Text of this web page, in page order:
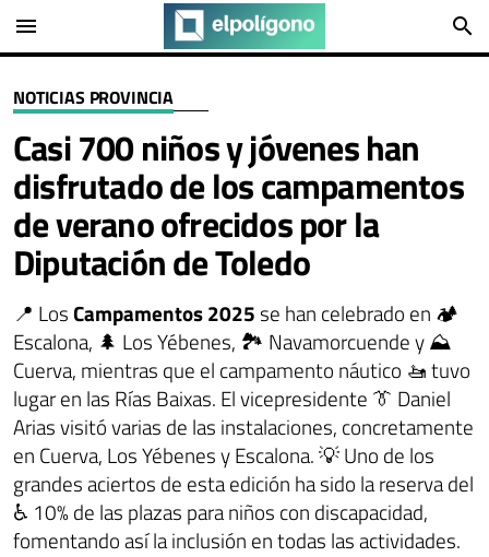
menu search
NOTICIAS PROVINCIA
Casi 700 niños y jóvenes han
disfrutado de los campamentos
de verano ofrecidos por la
Diputación de Toledo
📍 LosCampamentos 2025 se han celebrado en 🏕️
Escalona, 🌲 Los Yébenes, 🏞️ Navamorcuende y ⛰️
Cuerva, mientras que el campamento náutico 🚤 tuvo
lugar en las Rías Baixas. El vicepresidente 👔 Daniel
Arias visitó varias de las instalaciones, concretamente
en Cuerva, Los Yébenes y Escalona. 💡 Uno de los
grandes aciertos de esta edición ha sido la reserva del
♿ 10% de las plazas para niños con discapacidad,
fomentando así la inclusión en todas las actividades.